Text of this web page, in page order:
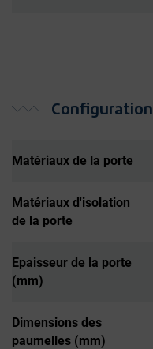
Configuration
Matériaux de la porte
Matériaux d'isolation
de la porte
Epaisseur de la porte
(mm)
Dimensions des
paumelles (mm)